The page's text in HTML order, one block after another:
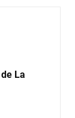
La